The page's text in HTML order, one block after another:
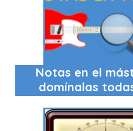
Notas en el
domínalas